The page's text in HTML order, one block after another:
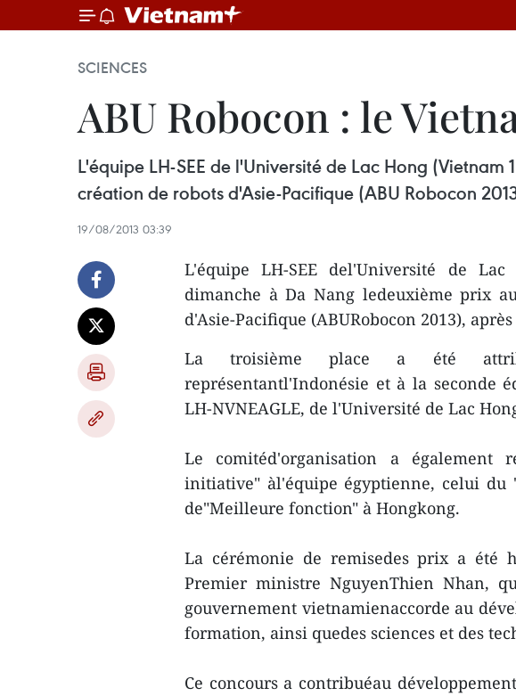
SCIENCES
ABU Robocon : le
L'équipe LH-SEE de l'Université de Lac Hong
création de robots d'Asie-Pacifique (ABU Robocon
19/08/2013 03:39
L'équipe LH-SEE del'Université de
dimanche à Da Nang ledeuxième prix
d'Asie-Pacifique (ABURobocon 2013),
La troisième place a été
représentantl'Indonésie et à la seconde
LH-NVNEAGLE, de l'Université de Lac
Le comitéd'organisation a
initiative" àl'équipe égyptienne, celui du
de"Meilleure fonction" à Hongkong.
La cérémonie de remisedes prix a été
Premier ministre NguyenThien Nhan,
gouvernement vietnamienaccorde au
formation, ainsi quedes sciences et des
Ce concours a contribuéau